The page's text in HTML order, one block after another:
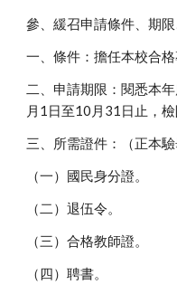
參、緩召申請條件、期限
一、條件：擔任本校合格
二、申請期限：閱悉本
月1日至10月31日止，
三、所需證件：（正本驗
（一）國民身分證。
（二）退伍令。
（三）合格教師證。
（四）聘書。